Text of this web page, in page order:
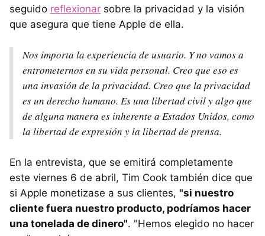
seguido reflexionar sobre la privacidad y la visión
que asegura que tiene Apple de ella.
Nos importa la experiencia de usuario. Y no vamos a
entrometernos en su vida personal. Creo que eso es
una invasión de la privacidad. Creo que la privacidad
es un derecho humano. Es una libertad civil y algo que
de alguna manera es inherente a Estados Unidos, como
la libertad de expresión y la libertad de prensa.
En la entrevista, que se emitirá completamente
este viernes 6 de abril, Tim Cook también dice que
si Apple monetizase a sus clientes, "si nuestro
cliente fuera nuestro producto, podríamos hacer
una tonelada de dinero". "Hemos elegido no hacer